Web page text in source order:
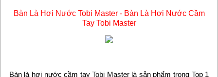
Bàn Là Hơi Nước Tobi Master - Bàn Là Hơi Nước Cầm
Tay Tobi Master
Bàn là hơi nước cầm tay Tobi Master là sản phẩm trong Top 1